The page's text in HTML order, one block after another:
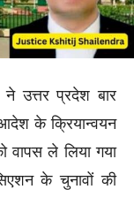
ने उत्तर प्रदेश बार
आदेश के क्रियान्वयन
वापस ले लिया गया
के चुनावों की